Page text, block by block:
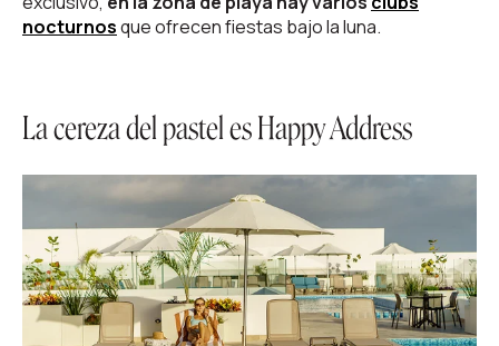
nocturnosque ofrecen fiestas bajo la luna.
La cereza del pastel es Happy Address